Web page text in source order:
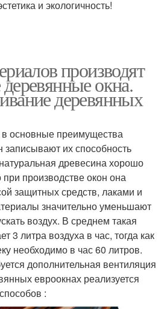
и экологичность!
производят
окна.
деревянных
в основные преимущества
их способность
древесина хорошо
при производстве окон она
защитных средств, лаками и
значительно уменьшают
воздух. В среднем такая
3 литра воздуха в час, тогда как
необходимо в час 60 литров.
дополнительная вентиляция
евроокнах реализуется
: